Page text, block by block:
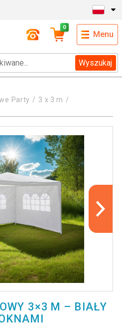
Wyszukaj
0
Menu
Party
3 x 3 m
3×3 M – BIAŁY